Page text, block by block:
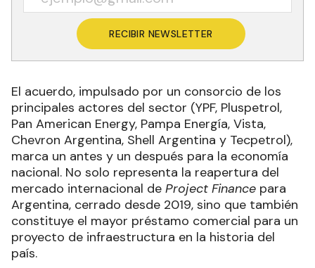
RECIBIR NEWSLETTER
El acuerdo, impulsado por un consorcio de los
principales actores del sector (YPF, Pluspetrol,
Pan American Energy, Pampa Energía, Vista,
Chevron Argentina, Shell Argentina y Tecpetrol),
marca un antes y un después para la economía
nacional. No solo representa la reapertura del
mercado internacional de Project Finance para
Argentina, cerrado desde 2019, sino que también
constituye el mayor préstamo comercial para un
proyecto de infraestructura en la historia del
país.